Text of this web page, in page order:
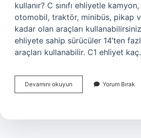
kullanır? C sınıfı ehliyetle
otomobil, traktör, minibüs, pikap
kadar olan araçları
ehliyete sahip sürücüler 14’ten
araçları kullanabilir. C1 ehliyet
Devamını okuyun
Ton
Ehliyet
Yorum Bırak